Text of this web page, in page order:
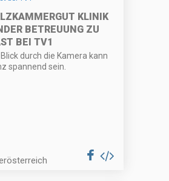
KLINIK
BETREUUNG ZU
BEI TV1
Blick durch die Kamera kann
spannend sein.